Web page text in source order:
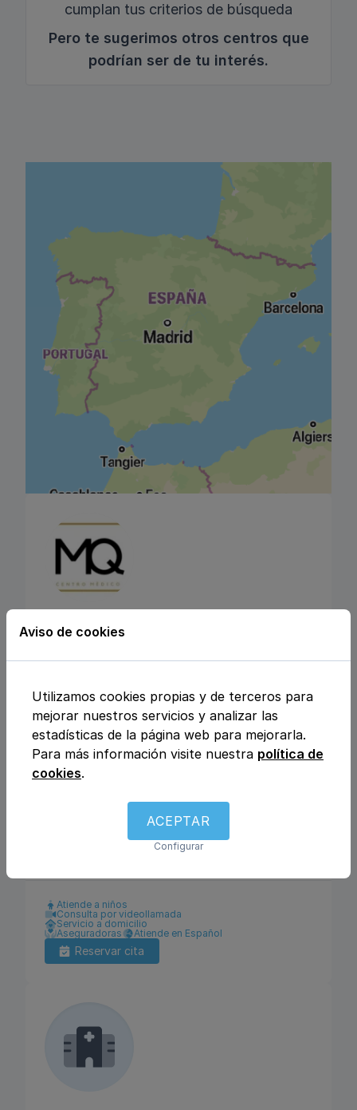
cumplan tus criterios de búsqueda
Pero te sugerimos otros centros que
podrían ser de tu interés.
CENTRO MEDICO
MEDICLINIQUE
Calle Julio Rey Pastor nº6, 28702, San
Sebastián de los Reyes, Madrid
Análisis clínicos
Fisioterapia y rehabilitación
Enfermería
Psicología Pediatría
Atiende a niños
Consulta por videollamada
Servicio a domicilio
Aseguradoras
Atiende en Español
Reservar cita
Aviso de cookies
Utilizamos cookies propias y de terceros para
mejorar nuestros servicios y analizar las
estadísticas de la página web para mejorarla.
Para más información visite nuestra política de
cookies.
ACEPTAR
Configurar